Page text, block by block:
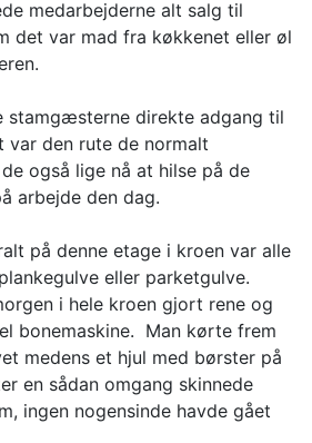
medarbejderne alt salg til
det var mad fra køkkenet eller øl
stamgæsterne direkte adgang til
var den rute de normalt
også lige nå at hilse på de
arbejde den dag.
på denne etage i kroen var alle
eller parketgulve.
i hele kroen gjort rene og
bonemaskine. Man kørte frem
medens et hjul med børster på
en sådan omgang skinnede
ingen nogensinde havde gået